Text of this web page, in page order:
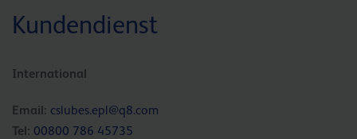
Kundendienst
International
Email: cslubes.epl@q8.com
Tel: 00800 786 45735